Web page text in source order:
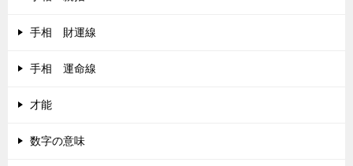
手相 財運線
手相 運命線
才能
数字の意味